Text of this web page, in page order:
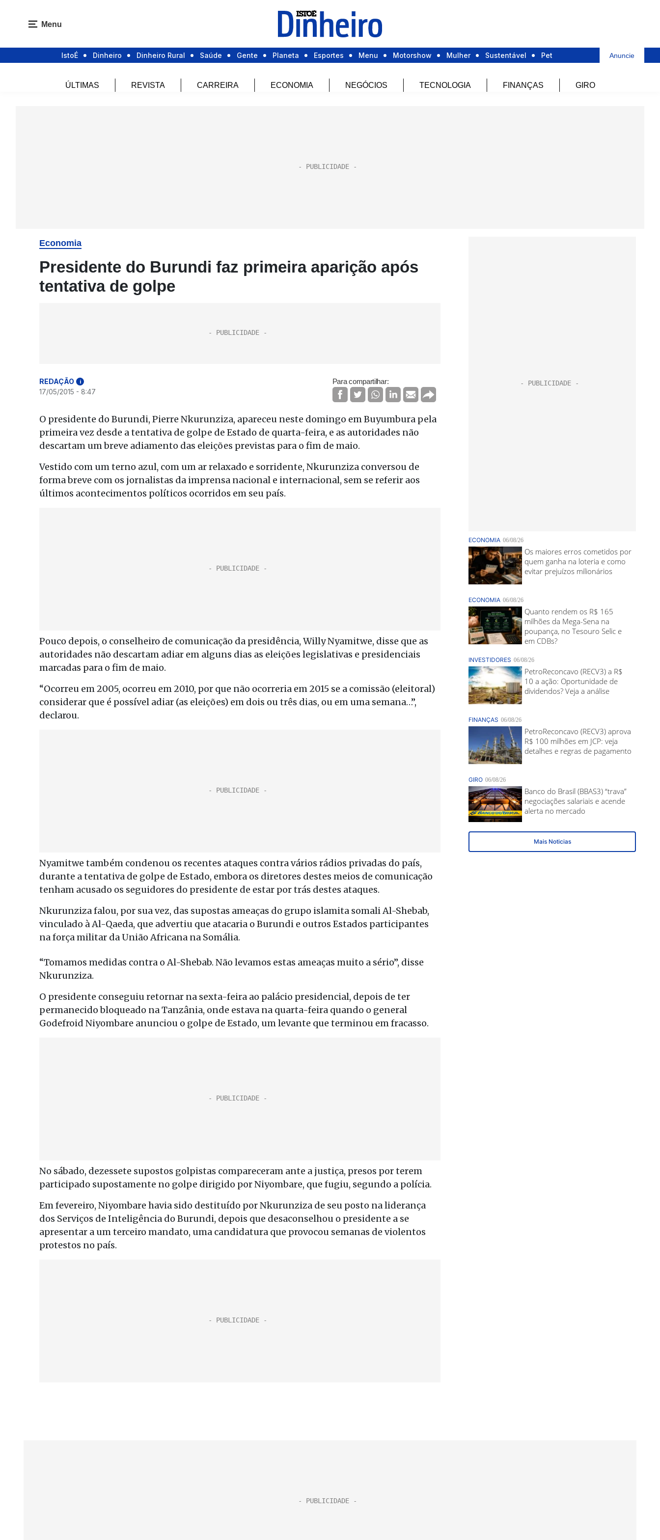
Menu
IstoÉ Dinheiro Dinheiro Rural Saúde Gente Planeta Esportes Menu Motorshow Mulher Sustentável Pet Anuncie
ÚLTIMAS REVISTA CARREIRA ECONOMIA NEGÓCIOS TECNOLOGIA FINANÇAS GIRO
Economia
Presidente do Burundi faz primeira aparição após
tentativa de golpe
REDAÇÃO i
17/05/2015 - 8:47
Para compartilhar:
O presidente do Burundi, Pierre Nkurunziza, apareceu neste domingo em Buyumbura pela
primeira vez desde a tentativa de golpe de Estado de quarta-feira, e as autoridades não
descartam um breve adiamento das eleições previstas para o fim de maio.
Vestido com um terno azul, com um ar relaxado e sorridente, Nkurunziza conversou de
forma breve com os jornalistas da imprensa nacional e internacional, sem se referir aos
últimos acontecimentos políticos ocorridos em seu país.
Pouco depois, o conselheiro de comunicação da presidência, Willy Nyamitwe, disse que as
autoridades não descartam adiar em alguns dias as eleições legislativas e presidenciais
marcadas para o fim de maio.
“Ocorreu em 2005, ocorreu em 2010, por que não ocorreria em 2015 se a comissão (eleitoral)
considerar que é possível adiar (as eleições) em dois ou três dias, ou em uma semana…”,
declarou.
Nyamitwe também condenou os recentes ataques contra vários rádios privadas do país,
durante a tentativa de golpe de Estado, embora os diretores destes meios de comunicação
tenham acusado os seguidores do presidente de estar por trás destes ataques.
Nkurunziza falou, por sua vez, das supostas ameaças do grupo islamita somali Al-Shebab,
vinculado à Al-Qaeda, que advertiu que atacaria o Burundi e outros Estados participantes
na força militar da União Africana na Somália.
“Tomamos medidas contra o Al-Shebab. Não levamos estas ameaças muito a sério”, disse
Nkurunziza.
O presidente conseguiu retornar na sexta-feira ao palácio presidencial, depois de ter
permanecido bloqueado na Tanzânia, onde estava na quarta-feira quando o general
Godefroid Niyombare anunciou o golpe de Estado, um levante que terminou em fracasso.
No sábado, dezessete supostos golpistas compareceram ante a justiça, presos por terem
participado supostamente no golpe dirigido por Niyombare, que fugiu, segundo a polícia.
Em fevereiro, Niyombare havia sido destituído por Nkurunziza de seu posto na liderança
dos Serviços de Inteligência do Burundi, depois que desaconselhou o presidente a se
apresentar a um terceiro mandato, uma candidatura que provocou semanas de violentos
protestos no país.